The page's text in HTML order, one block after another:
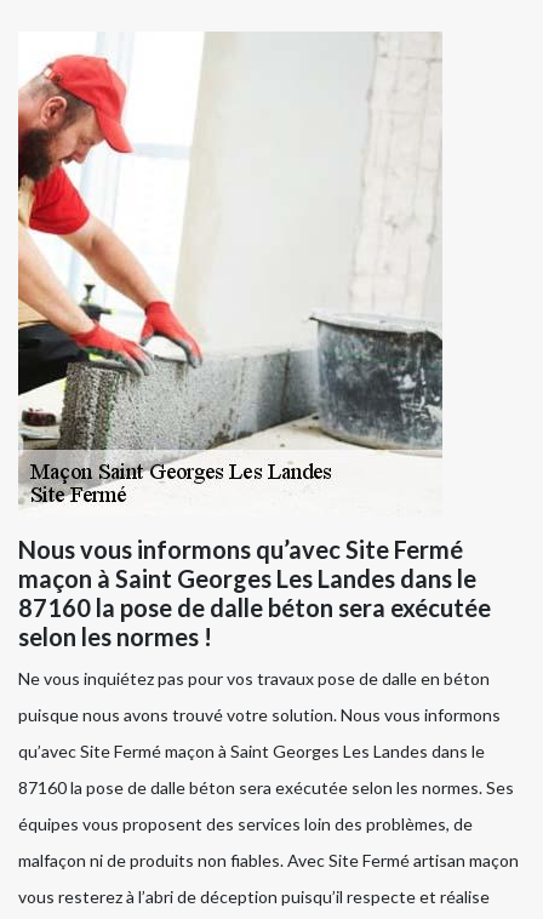
Nous vous informons qu’avec Site Fermé
maçon à Saint Georges Les Landes dans le
87160 la pose de dalle béton sera exécutée
selon les normes !
Ne vous inquiétez pas pour vos travaux pose de dalle en béton
puisque nous avons trouvé votre solution. Nous vous informons
qu’avec Site Fermé maçon à Saint Georges Les Landes dans le
87160 la pose de dalle béton sera exécutée selon les normes. Ses
équipes vous proposent des services loin des problèmes, de
malfaçon ni de produits non fiables. Avec Site Fermé artisan maçon
vous resterez à l’abri de déception puisqu’il respecte et réalise